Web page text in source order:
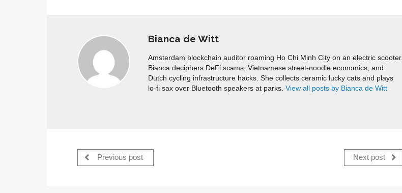
Bianca de Witt
Amsterdam blockchain auditor roaming Ho Chi Minh City on an electric scooter.
Bianca deciphers DeFi scams, Vietnamese street-noodle economics, and
Dutch cycling infrastructure hacks. She collects ceramic lucky cats and plays
lo-fi sax over Bluetooth speakers at parks. View all posts by Bianca de Witt
Previous post Next post